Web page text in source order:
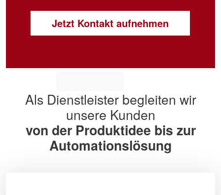
Jetzt Kontakt aufnehmen
Als Dienstleister begleiten wir
unsere Kunden
von der Produktidee bis zur
Automationslösung